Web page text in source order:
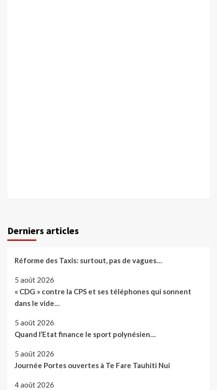
Derniers articles
Réforme des Taxis: surtout, pas de vagues…
5 août 2026
« CDG » contre la CPS et ses téléphones qui sonnent
dans le vide…
5 août 2026
Quand l’Etat finance le sport polynésien…
5 août 2026
Journée Portes ouvertes à Te Fare Tauhiti Nui
4 août 2026